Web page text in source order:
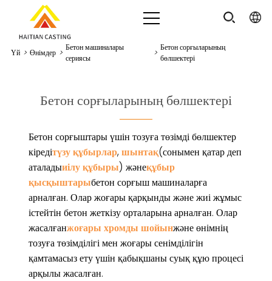
Үй > Өнімдер >
Бетон машиналары
сериясы
>
Бетон сорғыларының
бөлшектері
Бетон сорғыларының бөлшектері
Бетон сорғыштары үшін тозуға төзімді бөлшектер
кіредітүзу құбырлар,шынтақ(сонымен қатар деп
аталадыиілу құбыры) жәнеқұбыр
қысқыштарыбетон сорғыш машиналарға
арналған. Олар жоғары қарқынды және жиі жұмыс
істейтін бетон жеткізу орталарына арналған. Олар
жасалғанжоғары хромды шойынжәне өнімнің
тозуға төзімділігі мен жоғары сенімділігін
қамтамасыз ету үшін қабықшаны суық құю процесі
арқылы жасалған.